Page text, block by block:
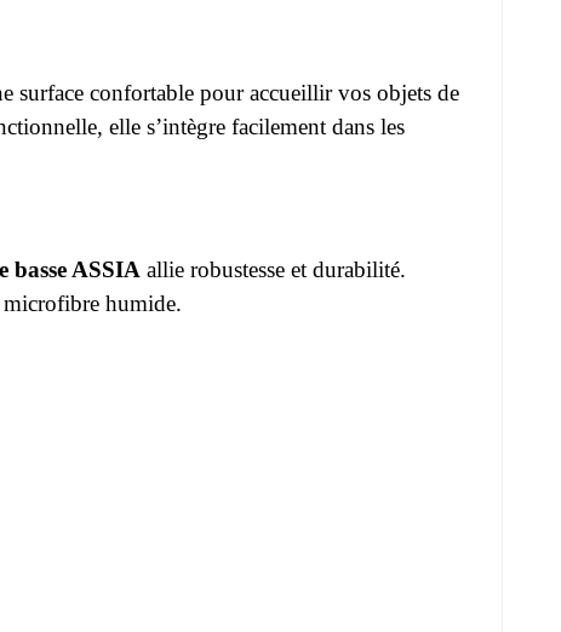
surface confortable pour accueillir vos objets de
elle s’intègre facilement dans les
basse ASSIA allie robustesse et durabilité.
microfibre humide.